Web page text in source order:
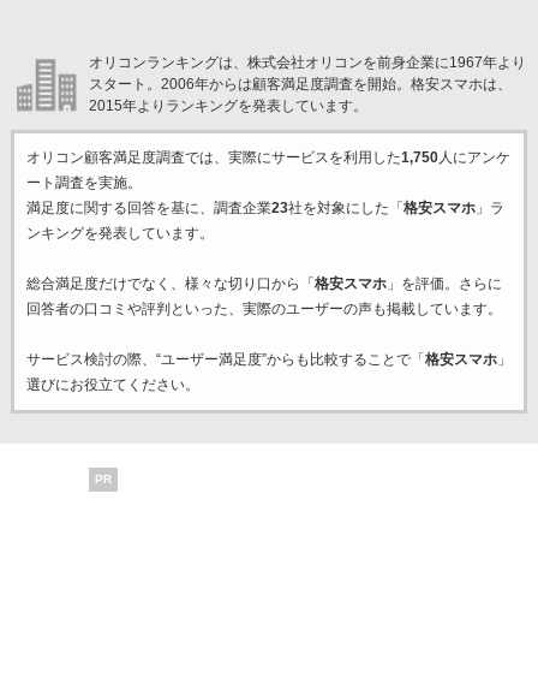
オリコンランキングは、株式会社オリコンを前身企業に1967年より
スタート。2006年からは顧客満足度調査を開始。格安スマホは、
2015年よりランキングを発表しています。
オリコン顧客満足度調査では、実際にサービスを利用した1,750人にアンケ
ート調査を実施。
満足度に関する回答を基に、調査企業23社を対象にした「 格安スマホ」ラ
ンキングを発表しています。
総合満足度だけでなく、様々な切り口から「 格安スマホ」を評価。さらに
回答者の口コミや評判といった、実際のユーザーの声も掲載しています。
サービス検討の際、“ユーザー満足度”からも比較することで「 格安スマホ」
選びにお役立てください。
PR